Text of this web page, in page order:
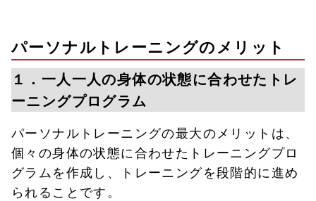
パーソナルトレーニングのメリット
１．一人一人の身体の状態に合わせたトレ
ーニングプログラム
パーソナルトレーニングの最大のメリットは、
個々の身体の状態に合わせたトレーニングプロ
グラムを作成し、トレーニングを段階的に進め
られることです。